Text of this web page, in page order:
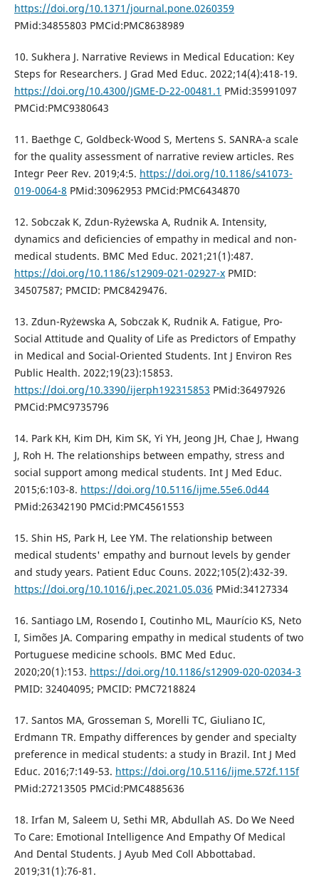
https://doi.org/10.1371/journal.pone.0260359
PMid:34855803 PMCid:PMC8638989
10. Sukhera J. Narrative Reviews in Medical Education: Key
Steps for Researchers. J Grad Med Educ. 2022;14(4):418-19.
https://doi.org/10.4300/JGME-D-22-00481.1 PMid:35991097
PMCid:PMC9380643
11. Baethge C, Goldbeck-Wood S, Mertens S. SANRA-a scale
for the quality assessment of narrative review articles. Res
Integr Peer Rev. 2019;4:5. https://doi.org/10.1186/s41073-
019-0064-8 PMid:30962953 PMCid:PMC6434870
12. Sobczak K, Zdun-Ryżewska A, Rudnik A. Intensity,
dynamics and deficiencies of empathy in medical and non-
medical students. BMC Med Educ. 2021;21(1):487.
https://doi.org/10.1186/s12909-021-02927-xPMID:
34507587; PMCID: PMC8429476.
13. Zdun-Ryżewska A, Sobczak K, Rudnik A. Fatigue, Pro-
Social Attitude and Quality of Life as Predictors of Empathy
in Medical and Social-Oriented Students. Int J Environ Res
Public Health. 2022;19(23):15853.
https://doi.org/10.3390/ijerph192315853 PMid:36497926
PMCid:PMC9735796
14. Park KH, Kim DH, Kim SK, Yi YH, Jeong JH, Chae J, Hwang
J, Roh H. The relationships between empathy, stress and
social support among medical students. Int J Med Educ.
2015;6:103-8. https://doi.org/10.5116/ijme.55e6.0d44
PMid:26342190 PMCid:PMC4561553
15. Shin HS, Park H, Lee YM. The relationship between
medical students' empathy and burnout levels by gender
and study years. Patient Educ Couns. 2022;105(2):432-39.
https://doi.org/10.1016/j.pec.2021.05.036 PMid:34127334
16. Santiago LM, Rosendo I, Coutinho ML, Maurício KS, Neto
I, Simões JA. Comparing empathy in medical students of two
Portuguese medicine schools. BMC Med Educ.
2020;20(1):153. https://doi.org/10.1186/s12909-020-02034-3
PMID: 32404095; PMCID: PMC7218824
17. Santos MA, Grosseman S, Morelli TC, Giuliano IC,
Erdmann TR. Empathy differences by gender and specialty
preference in medical students: a study in Brazil. Int J Med
Educ. 2016;7:149-53. https://doi.org/10.5116/ijme.572f.115f
PMid:27213505 PMCid:PMC4885636
18. Irfan M, Saleem U, Sethi MR, Abdullah AS. Do We Need
To Care: Emotional Intelligence And Empathy Of Medical
And Dental Students. J Ayub Med Coll Abbottabad.
2019;31(1):76-81.